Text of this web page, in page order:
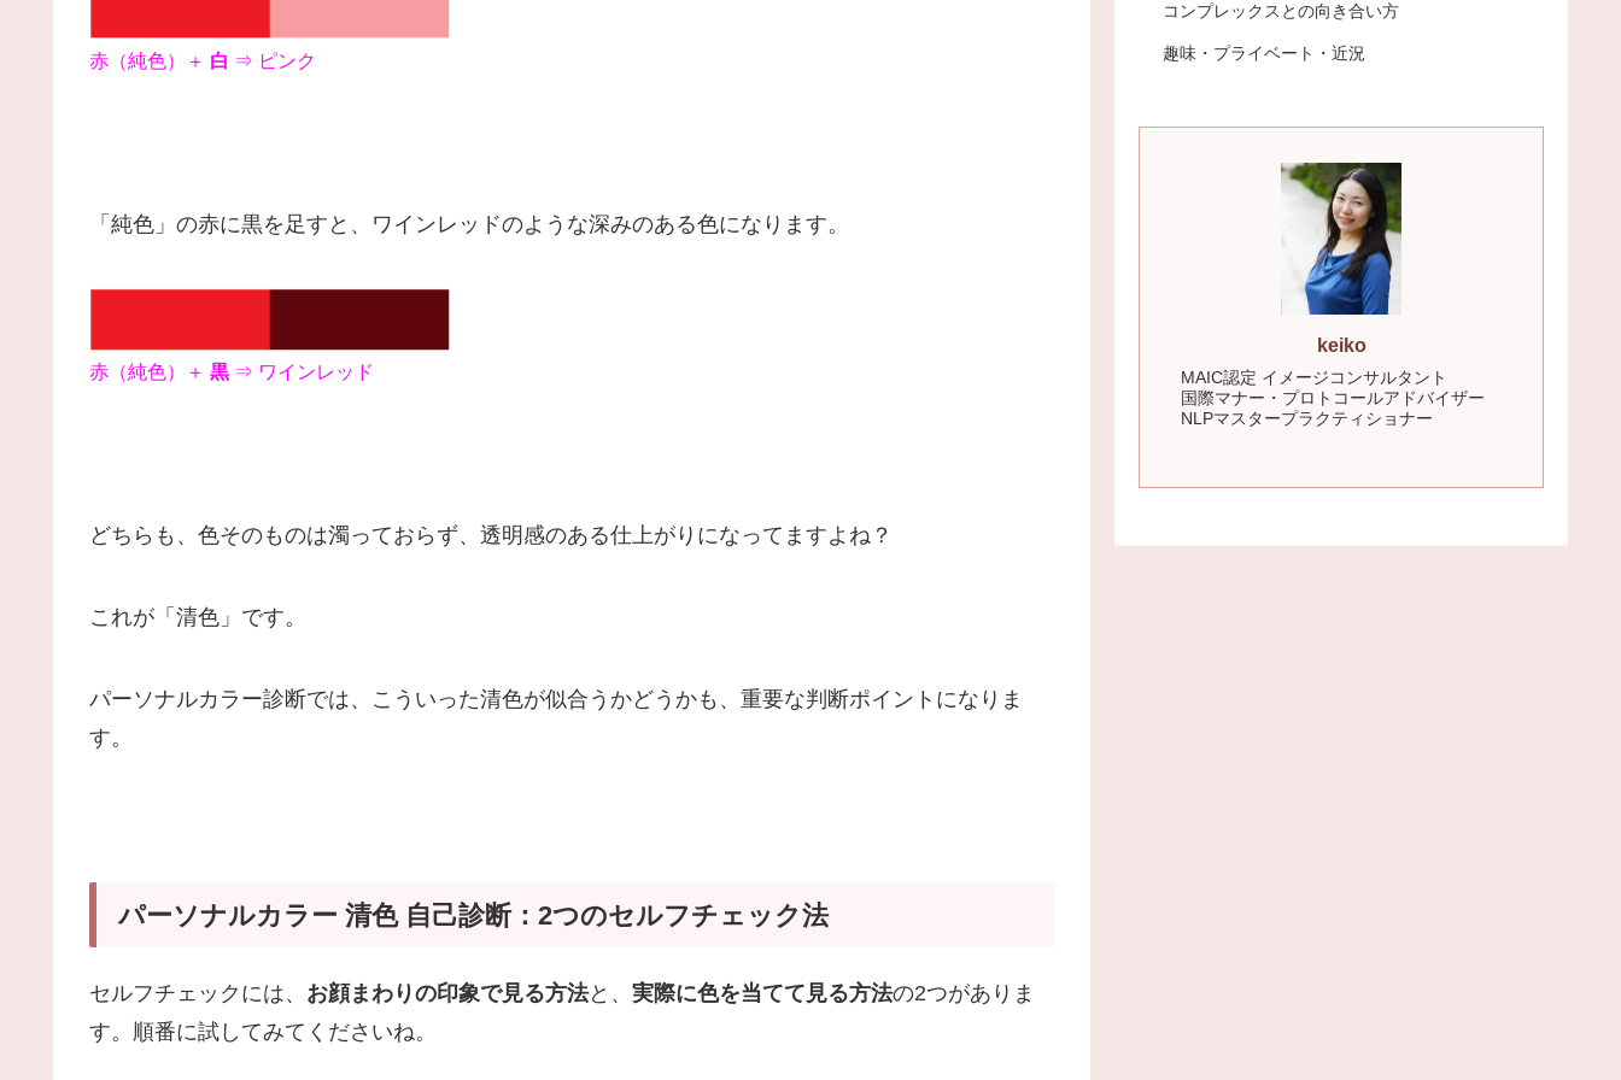
赤（純色）＋ 白 ⇒ ピンク
「純色」の赤に黒を足すと、ワインレッドのような深みのある色になります。
赤（純色）＋ 黒 ⇒ ワインレッド
どちらも、色そのものは濁っておらず、透明感のある仕上がりになってますよね？
これが「清色」です。
パーソナルカラー診断では、こういった清色が似合うかどうかも、重要な判断ポイントになりま
す。
パーソナルカラー 清色 自己診断：2つのセルフチェック法
セルフチェックには、 お顔まわりの印象で見る方法と、 実際に色を当てて見る方法の2つがありま
す。順番に試してみてくださいね。
コンプレックスとの向き合い方
趣味・プライベート・近況
keiko
MAIC認定 イメージコンサルタント
国際マナー・プロトコールアドバイザー
NLPマスタープラクティショナー